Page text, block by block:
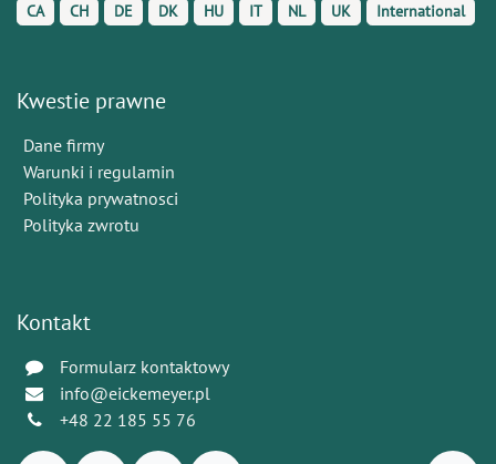
CA CH DE DK HU IT NL UK International
Kwestie prawne
Dane firmy
Warunki i regulamin
Polityka prywatnosci
Polityka zwrotu
Kontakt
Formularz kontaktowy
info@eickemeyer.pl
+48 22 185 55 76